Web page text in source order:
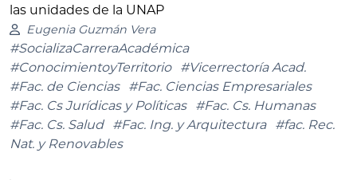
las unidades de la UNAP
Eugenia Guzmán Vera
#SocializaCarreraAcadémica
#ConocimientoyTerritorio
#Vicerrectoría Acad.
#Fac. de Ciencias
#Fac. Ciencias Empresariales
#Fac. Cs Jurídicas y Políticas
#Fac. Cs. Humanas
#Fac. Cs. Salud
#Fac. Ing. y Arquitectura
#fac. Rec.
Nat. y Renovables